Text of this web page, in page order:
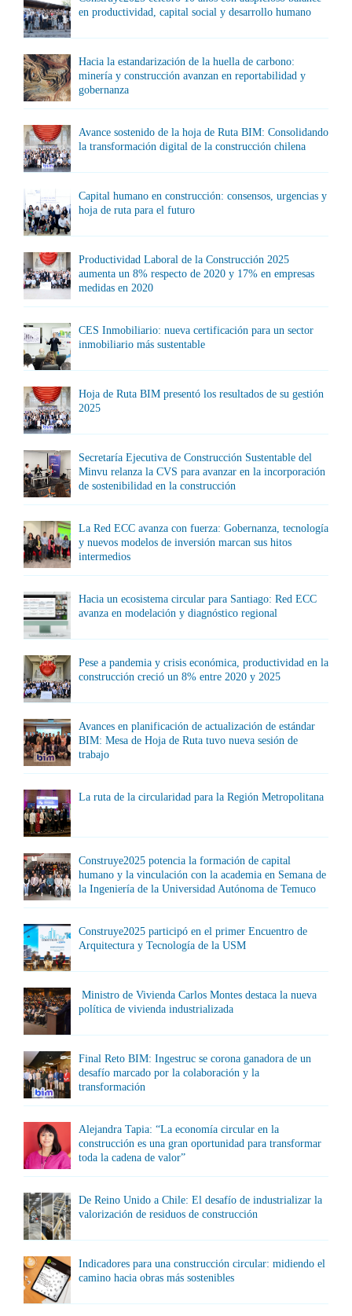
en productividad, capital social y desarrollo humano
Hacia la estandarización de la huella de carbono:
minería y construcción avanzan en reportabilidad y
gobernanza
Avance sostenido de la hoja de Ruta BIM: Consolidando
la transformación digital de la construcción chilena
Capital humano en construcción: consensos, urgencias y
hoja de ruta para el futuro
Productividad Laboral de la Construcción 2025
aumenta un 8% respecto de 2020 y 17% en empresas
medidas en 2020
CES Inmobiliario: nueva certificación para un sector
inmobiliario más sustentable
Hoja de Ruta BIM presentó los resultados de su gestión
2025
Secretaría Ejecutiva de Construcción Sustentable del
Minvu relanza la CVS para avanzar en la incorporación
de sostenibilidad en la construcción
La Red ECC avanza con fuerza: Gobernanza, tecnología
y nuevos modelos de inversión marcan sus hitos
intermedios
Hacia un ecosistema circular para Santiago: Red ECC
avanza en modelación y diagnóstico regional
Pese a pandemia y crisis económica, productividad en la
construcción creció un 8% entre 2020 y 2025
Avances en planificación de actualización de estándar
BIM: Mesa de Hoja de Ruta tuvo nueva sesión de
trabajo
La ruta de la circularidad para la Región Metropolitana
Construye2025 potencia la formación de capital
humano y la vinculación con la academia en Semana de
la Ingeniería de la Universidad Autónoma de Temuco
Construye2025 participó en el primer Encuentro de
Arquitectura y Tecnología de la USM
Ministro de Vivienda Carlos Montes destaca la nueva
política de vivienda industrializada
Final Reto BIM: Ingestruc se corona ganadora de un
desafío marcado por la colaboración y la
transformación
Alejandra Tapia: “La economía circular en la
construcción es una gran oportunidad para transformar
toda la cadena de valor”
De Reino Unido a Chile: El desafío de industrializar la
valorización de residuos de construcción
Indicadores para una construcción circular: midiendo el
camino hacia obras más sostenibles